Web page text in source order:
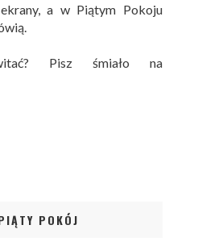
a w Piątym Pokoju
Pisz śmiało na
POKÓJ